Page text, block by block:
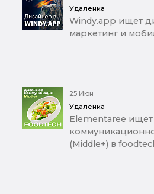
Удаленка
Windy.app ищет
маркетинг и
25 Июн
Удаленка
Elementaree ищет
(Middle+) в